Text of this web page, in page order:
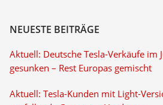
NEUESTE BEITRÄGE
Aktuell: Deutsche Tesla-Verkäufe im
gesunken – Rest Europas gemischt
Aktuell: Tesla-Kunden mit Light-